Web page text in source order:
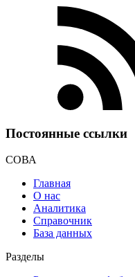
Постоянные ссылки
СОВА
Главная
О нас
Аналитика
Справочник
База данных
Разделы